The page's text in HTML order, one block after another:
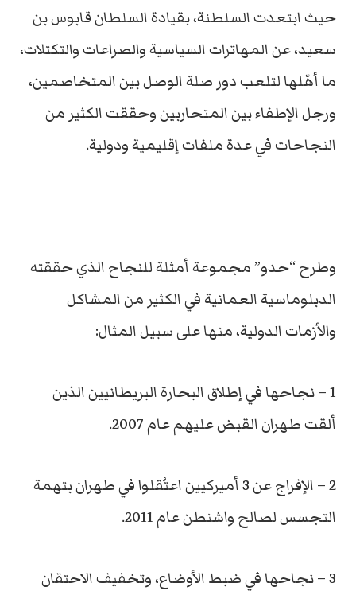
حيث ابتعدت السلطنة، بقيادة السلطان قابوس بن
سعيد، عن المهاترات السياسية والصراعات والتكتلات،
ما أهّلها لتلعب دور صلة الوصل بين المتخاصمين،
ورجل الإطفاء بين المتحاربين وحققت الكثير من
النجاحات في عدة ملفات إقليمية ودولية.
وطرح “حدو” مجموعة أمثلة للنجاح الذي حققته
الدبلوماسية العمانية في الكثير من المشاكل
والأزمات الدولية، منها على سبيل المثال:
1 – نجاحها في إطلاق البحارة البريطانيين الذين
ألقت طهران القبض عليهم عام 2007.
2 – الإفراج عن 3 أميركيين اعتُقلوا في طهران بتهمة
التجسس لصالح واشنطن عام 2011.
3 – نجاحها في ضبط الأوضاع، وتخفيف الاحتقان